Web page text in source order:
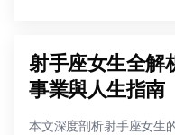
射手座女生全解
事業與人生指南
本文深度剖析射手座女生